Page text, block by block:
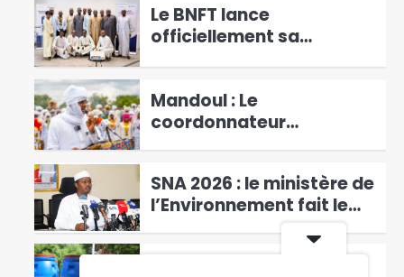
3
Le BNFT lance
officiellement sa
4
Mandoul : Le
coordonnateur
Mahamat Saleh Abdeljelil
nomades de Maddadi
5
SNA 2026 : le ministère de
l’Environnement fait le
bilan